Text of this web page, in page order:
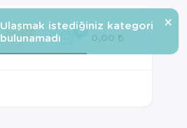
0 0
×
Ulaşmak istediğiniz kategori
bulunamadı